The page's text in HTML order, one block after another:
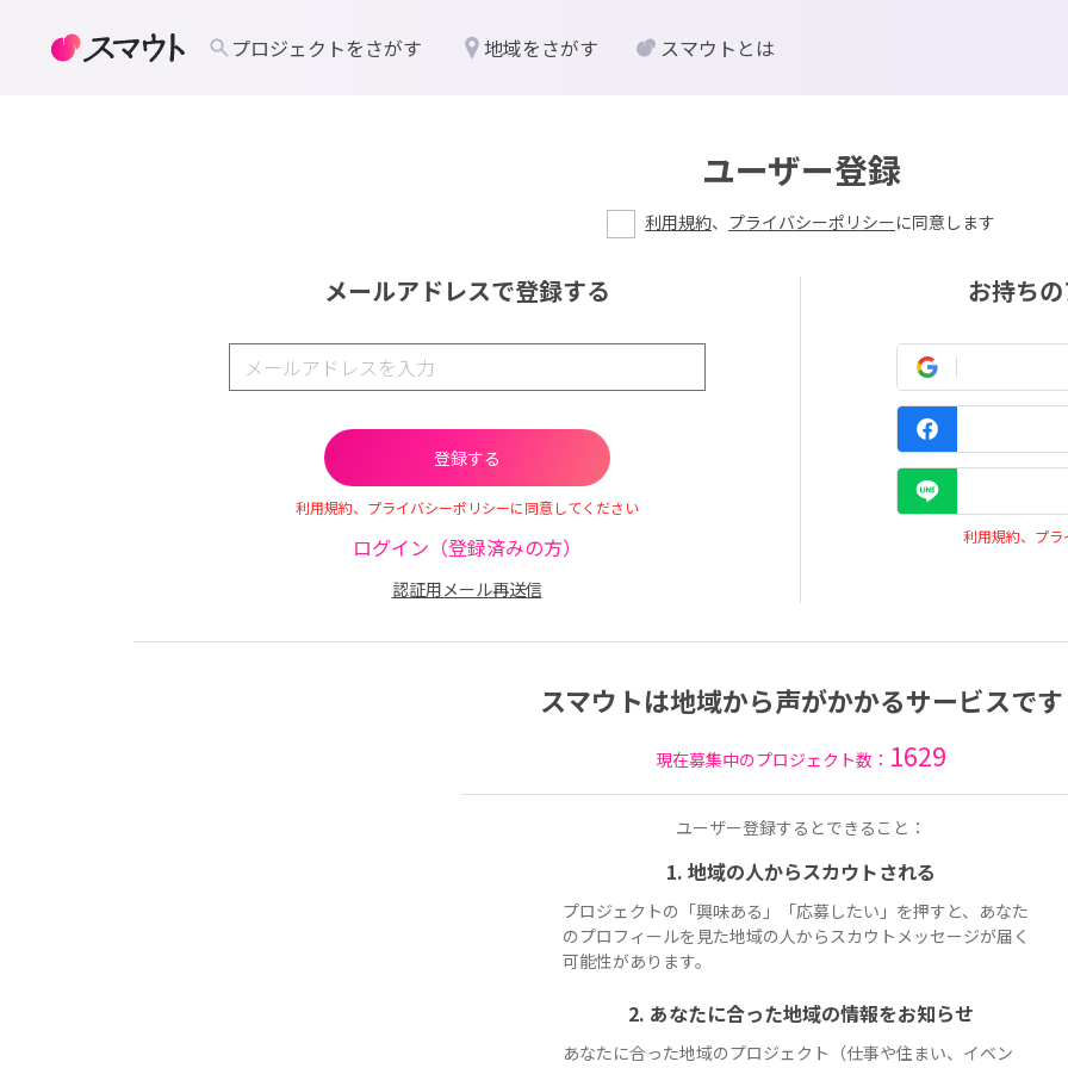
ユーザー登録
利用規約、 プライバシーポリシーに同意します
メールアドレスで登録する
利用規約、プライバシーポリシーに同意してください
ログイン（登録済みの方）
認証用メール再送信
お持ち
利用規約、プ
スマウトは地域から声がかかるサービスです
現在募集中のプロジェクト数： 1629
ユーザー登録するとできること：
1. 地域の人からスカウトされる
プロジェクトの「興味ある」「応募したい」を押すと、あなた
のプロフィールを見た地域の人からスカウトメッセージが届く
可能性があります。
2. あなたに合った地域の情報をお知らせ
あなたに合った地域のプロジェクト（仕事や住まい、イベン
プロジェクトをさがす 地域をさがす スマウトとは